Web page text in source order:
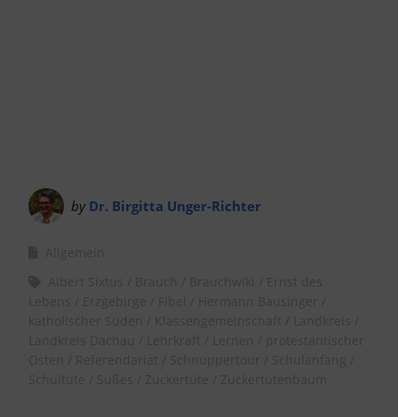
by Dr. Birgitta Unger-Richter